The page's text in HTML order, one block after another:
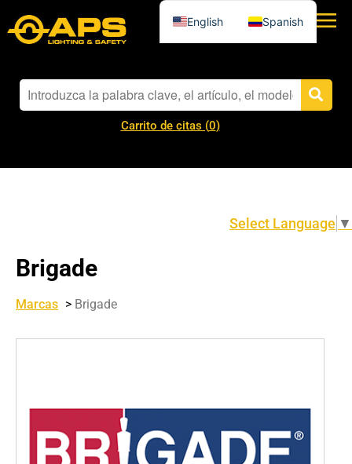
Carrito de citas (0)
Select Language ▼
Brigade
Marcas > Brigade
English Spanish